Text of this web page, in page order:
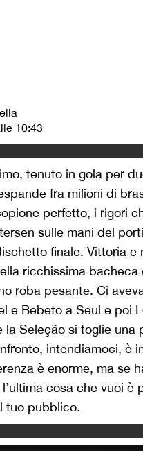
10:43
tenuto in gola per
fra milioni di
perfetto, i rigori
sulle mani del
finale. Vittoria e
ricchissima bacheca
roba pesante. Ci
e Bebeto a Seul e poi
la Seleção si toglie
intendiamoci, è
è enorme, ma se
cosa che vuoi è
tuo pubblico.